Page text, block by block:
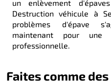
un enlèvement
Destruction véhicule à
problèmes d'épave
maintenant pour une
professionnelle.
Faites comme